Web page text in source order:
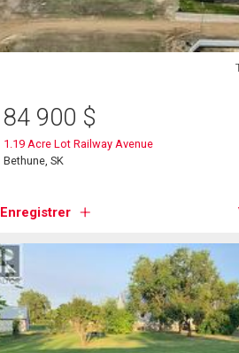
84 900 $
1.19 Acre Lot Railway Avenue
Bethune, SK
Enregistrer